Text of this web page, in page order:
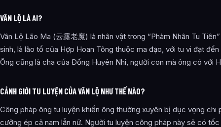
VÂN LỘ LÀ AI?
Vân Lộ Lão Ma (云露老魔) là nhân vật trong “Phàm Nhân Tu
sinh, là lão tổ của Hợp Hoan Tông thuộc ma đạo, với tu vi đạt
Ông cũng là cha của Đổng Huyên Nhi, người con mà ông có với
CẢNH GIỚI TU LUYỆN CỦA VÂN LỘ NHƯ THẾ NÀO?
Công pháp ông tu luyện khiến ông thường xuyên bị dục vọng chi
cưỡng ép cả nam lẫn nữ. Người tu luyện công pháp này sẽ có